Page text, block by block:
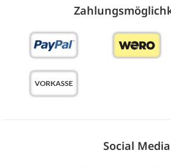
Social Media